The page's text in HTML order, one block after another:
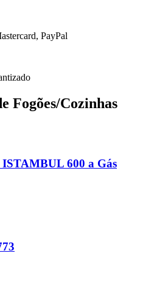
PayPal
Fogões/Cozinhas
ISTAMBUL 600 a Gás